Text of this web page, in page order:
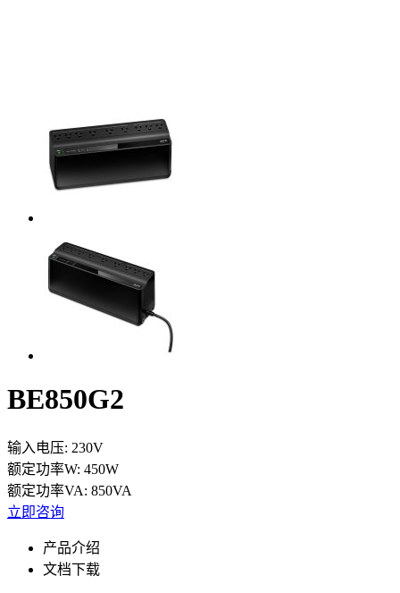
BE850G2
输入电压: 230V
额定功率W: 450W
额定功率VA: 850VA
立即咨询
产品介绍
文档下载